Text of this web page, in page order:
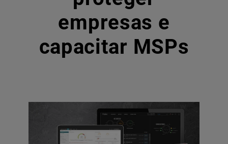
empresas e
capacitar MSPs